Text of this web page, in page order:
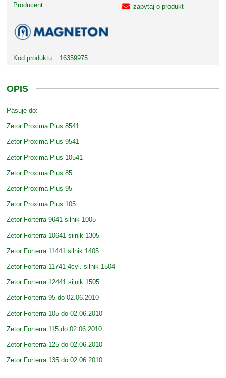
Producent:
Kod produktu: 16359975
zapytaj o produkt
OPIS
Pasuje do:
Zetor Proxima Plus 8541
Zetor Proxima Plus 9541
Zetor Proxima Plus 10541
Zetor Proxima Plus 85
Zetor Proxima Plus 95
Zetor Proxima Plus 105
Zetor Forterra 9641 silnik 1005
Zetor Forterra 10641 silnik 1305
Zetor Forterra 11441 silnik 1405
Zetor Forterra 11741 4cyl. silnik 1504
Zetor Forterra 12441 silnik 1505
Zetor Forterra 95 do 02.06.2010
Zetor Forterra 105 do 02.06.2010
Zetor Forterra 115 do 02.06.2010
Zetor Forterra 125 do 02.06.2010
Zetor Forterra 135 do 02.06.2010